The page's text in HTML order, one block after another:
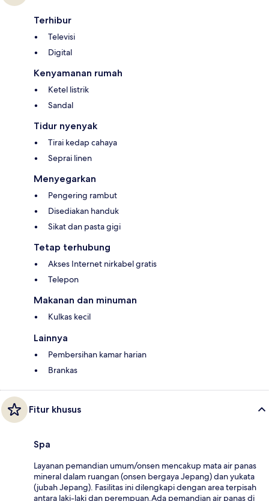
Terhibur
Televisi
Digital
Kenyamanan rumah
Ketel listrik
Sandal
Tidur nyenyak
Tirai kedap cahaya
Seprai linen
Menyegarkan
Pengering rambut
Disediakan handuk
Sikat dan pasta gigi
Tetap terhubung
Akses Internet nirkabel gratis
Telepon
Makanan dan minuman
Kulkas kecil
Lainnya
Pembersihan kamar harian
Brankas
Fitur khusus
Spa
Layanan pemandian umum/onsen mencakup mata air panas
mineral dalam ruangan (onsen bergaya Jepang) dan yukata
(jubah Jepang). Fasilitas ini dilengkapi dengan area terpisah
antara laki-laki dan perempuan.Ada pemandian air panas di